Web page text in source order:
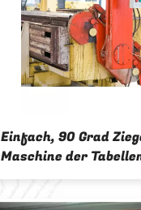
Einfach, 90 Grad
Maschine der
kippend reparierend